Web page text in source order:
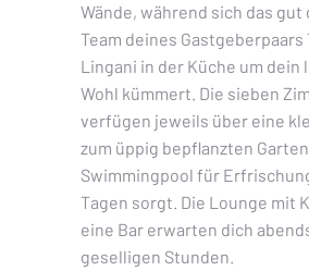
Wände, während sich das gut
Team deines Gastgeberpaars
Lingani in der Küche um dein
Wohl kümmert. Die sieben
verfügen jeweils über eine
zum üppig bepflanzten
Swimmingpool für
Tagen sorgt. Die Lounge mit
eine Bar erwarten dich
geselligen Stunden.